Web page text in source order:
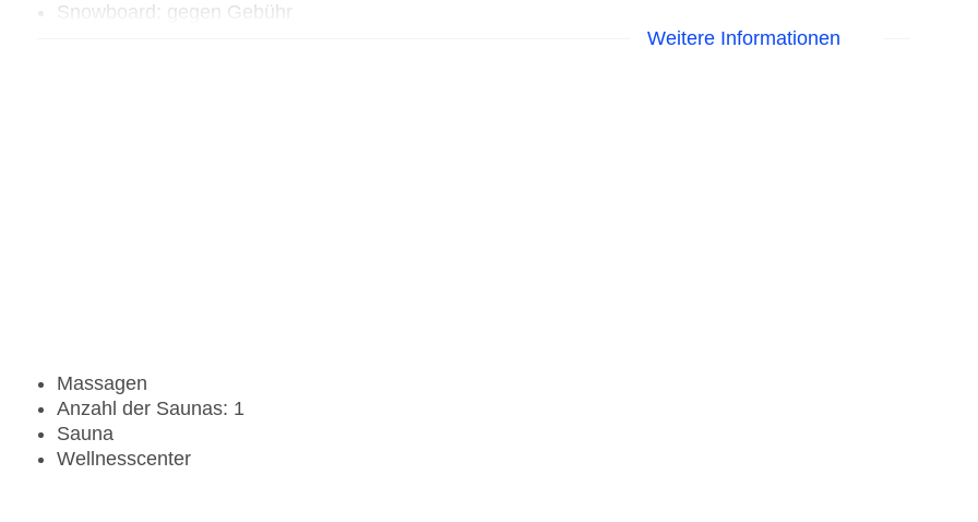
Snowboard: gegen Gebühr
Weitere Informationen
Massagen
Anzahl der Saunas: 1
Sauna
Wellnesscenter